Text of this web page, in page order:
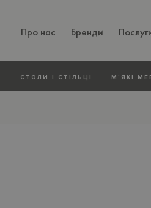
Основна
навіґація
Про нас Бренди
СТОЛИ I СТIЛЬЦI М'ЯКI